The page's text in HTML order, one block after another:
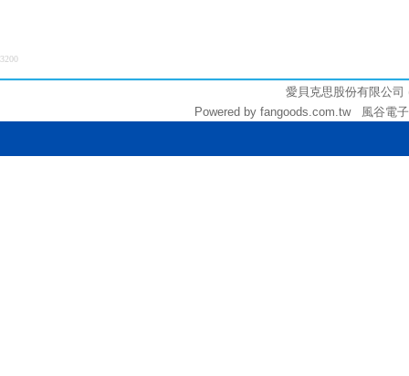
3200
愛貝克思股份有限公
Powered by fangoods.com.tw 風谷電子商